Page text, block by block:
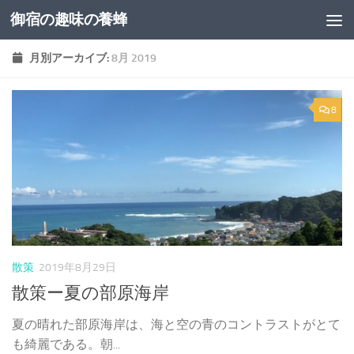
コンテンツへスキップ
御宿の趣味の養蜂
月別アーカイブ:8月 2019
8
散策 2019年8月29日
散策ー夏の部原海岸
夏の晴れた部原海岸は、海と空の青のコントラストがとて
も綺麗である。朝...